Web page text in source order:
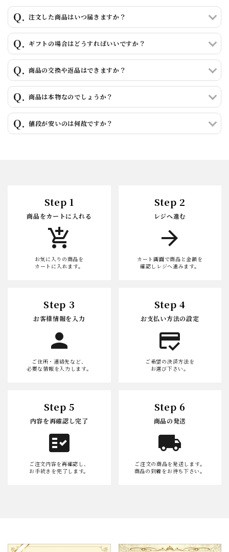
カテゴリー
検索する
注文した商品はいつ届きますか？
ギフトの場合はどうすればいいですか？
商品の交換や返品はできますか？
商品は本物なのでしょうか？
値段が安いのは何故ですか？
Step 1
商品をカートに入れる
add_shopping_cart
お気に入りの商品を
カートに入れます。
Step 2
レジへ進む
arrow_forward
カート画面で商品と金額を
確認しレジへ進みます。
Step 3
お客様情報を入力
person
ご住所・連絡先など、
必要な情報を入力します。
Step 4
お支払い方法の設定
credit_score
ご希望の決済方法を
お選び下さい。
Step 5
内容を再確認し完了
fact_check
ご注文内容を再確認し、
お手続きを完了します。
Step 6
商品の発送
local_shipping
ご注文の商品を発送します。
商品の到着をお待ち下さい。